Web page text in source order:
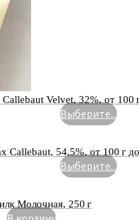
Velvet, 32%, от 100
Выберите...
Callebaut, 54,5%, от 100 г
Выберите...
Молочная, 250 г